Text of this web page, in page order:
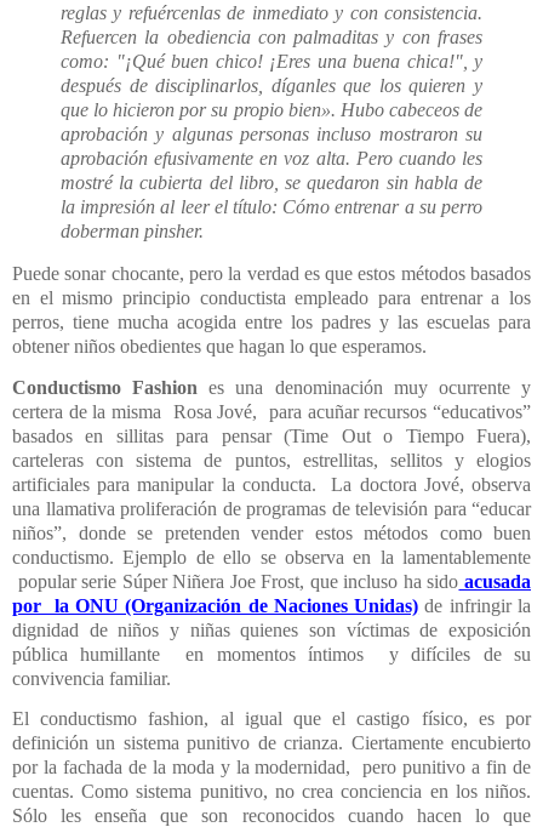
reglas y refuércenlas de inmediato y con consistencia.
Refuercen la obediencia con palmaditas y con frases
como: "¡Québuen chico! ¡Eres una buena chica!", y
después de disciplinarlos, díganles que los quieren y
que lo hicieron por su propio bien». Hubo cabeceos de
aprobación y algunas personas incluso mostraron su
aprobación efusivamente en voz alta. Pero cuando les
mostréla cubierta del libro, se quedaron sin habla de
la impresión al leer el título: Cómo entrenar a su perro
doberman pinsher.
Puede sonar chocante, pero la verdad es que estos métodos basados
en el mismo principio conductista empleado para entrenar a los
perros, tiene mucha acogida entre los padres y las escuelas para
obtener niños obedientes que hagan lo que esperamos.
Conductismo Fashion es una denominación muy ocurrente y
certera de la misma Rosa Jové, para acuñar recursos “educativos”
basados en sillitas para pensar (Time Out o Tiempo Fuera),
carteleras con sistema de puntos, estrellitas, sellitos y elogios
artificiales para manipular la conducta. La doctora Jové, observa
una llamativa proliferación de programas de televisión para “educar
niños”, donde se pretenden vender estos métodos como buen
conductismo.Ejemplo de ello se observa en la lamentablemente
popular serie Súper Niñera Joe Frost, que incluso ha sido acusada
por la ONU (Organización de Naciones Unidas) de infringir la
dignidad de niños y niñas quienes son víctimas de exposición
pública humillante en momentos íntimos y difíciles de su
convivencia familiar.
El conductismo fashion, al igual que el castigo físico, es por
definición un sistema punitivo de crianza. Ciertamente encubierto
por la fachada de la moda y la modernidad, pero punitivo a fin de
cuentas. Como sistema punitivo, no crea conciencia en los niños.
Sólo les enseña que son reconocidos cuando hacen lo que